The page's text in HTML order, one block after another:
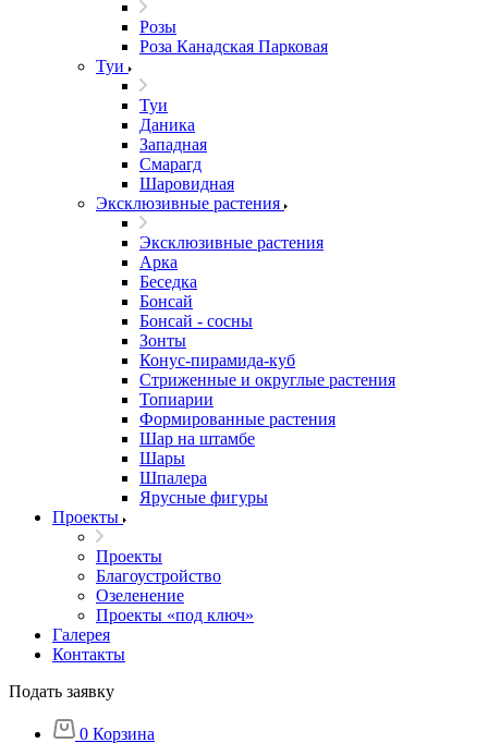
Розы
Роза Канадская Парковая
Туи
Туи
Даника
Западная
Смарагд
Шаровидная
Эксклюзивные растения
Эксклюзивные растения
Арка
Беседка
Бонсай
Бонсай - сосны
Зонты
Конус-пирамида-куб
Стриженные и округлые растения
Топиарии
Формированные растения
Шар на штамбе
Шары
Шпалера
Ярусные фигуры
Проекты
Проекты
Благоустройство
Озеленение
Проекты «под ключ»
Галерея
Контакты
Подать заявку
0 Корзина